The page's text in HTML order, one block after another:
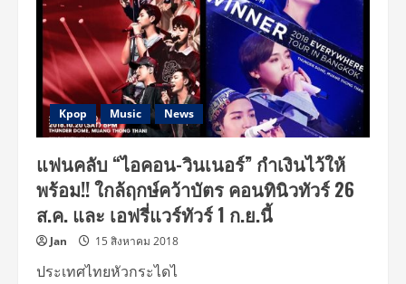
ทัวร์”
และ
“เอ
ฟรี่
แวร์
ทัวร์”
จ่อ
SOLD
OUT!
โฟร์
วัน
เตือน
รีบ
จอง
บัตร
ก่อน
อด
ดู
ทั้ง
“ไอคอน”
และ
Kpop Music News
แฟนคลับ “ไอคอน-วินเนอร์” กำเงินไว้ให้
พร้อม!! ใกล้ฤกษ์คว้าบัตร คอนทินิวทัวร์ 26
ส.ค. และ เอฟรี่แวร์ทัวร์ 1 ก.ย.นี้
Jan 15 สิงหาคม 2018
ประเทศไทยหัวกระไดไ